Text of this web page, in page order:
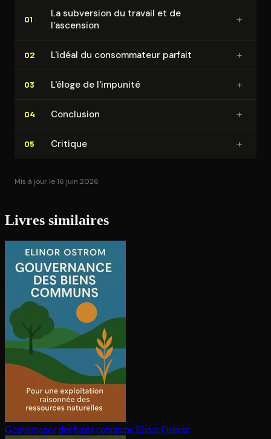
01
La subversion du travail et de
l'ascension
+
02 L'idéal du consom­ma­teur parfait +
03 L'éloge de l'impunité +
04 Conclusion +
05 Critique +
Mis à jour le 16 juin 2026
Livres similaires
Gouvernance des biens communs Elinor Ostrom